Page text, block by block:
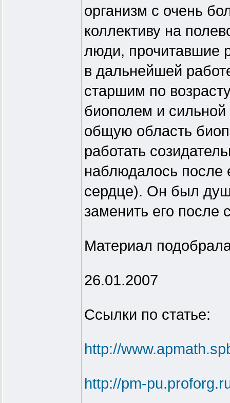
организм с очень
коллективу на
люди, прочитавшие
в дальнейшей
старшим по
биополем и
общую область
работать
наблюдалось после
сердце). Он был
заменить его после
Материал
26.01.2007
Ссылки по статье:
http://
http://pm-